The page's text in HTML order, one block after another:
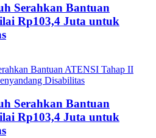
Serahkan Bantuan
Rp103,4 Juta untuk
Serahkan Bantuan
Rp103,4 Juta untuk